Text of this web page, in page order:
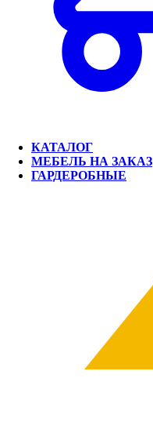
КАТАЛОГ
МЕБЕЛЬ НА ЗАКАЗ
ГАРДЕРОБНЫЕ